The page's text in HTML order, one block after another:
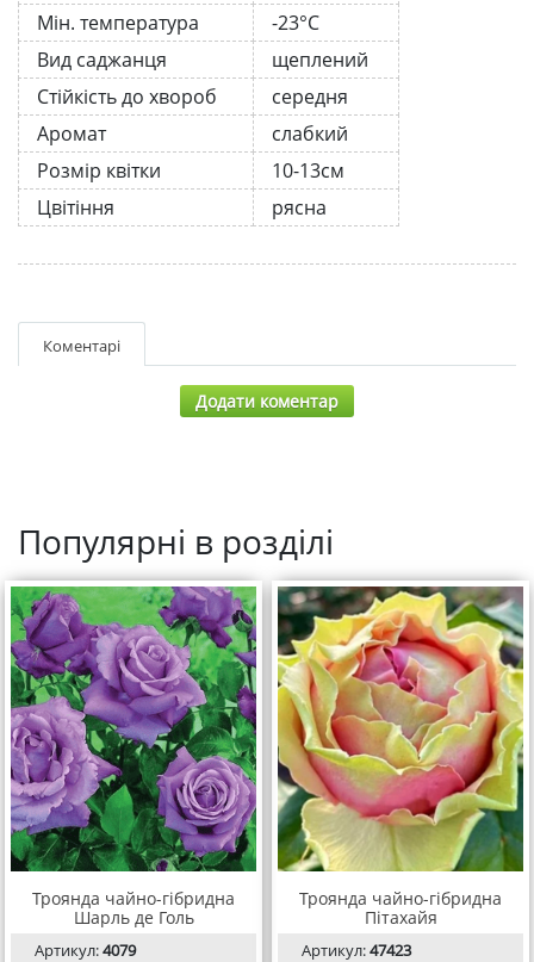
Мін. температура
-23°C
Вид саджанця
щеплений
Стійкість до хвороб
середня
Аромат
слабкий
Розмір квітки
10-13см
Цвітіння
рясна
Коментарі
Додати коментар
Популярні в розділі
Троянда чайно-гібридна
Шарль де Голь
Артикул:4079
Троянда чайно-гібридна
Пітахайя
Артикул:47423